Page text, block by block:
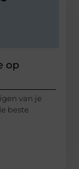
op
van je
beste